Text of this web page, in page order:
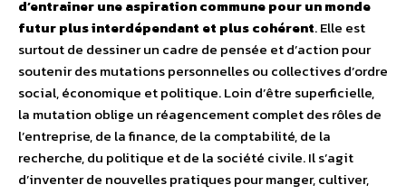
d’entrainer une aspiration commune pour un monde
futur plus interdépendant et plus cohérent. Elle est
surtout de dessiner un cadre de pensée et d’action pour
soutenir des mutations personnelles ou collectives d’ordre
social, économique et politique. Loin d’être superficielle,
la mutation oblige un réagencement complet des rôles de
l’entreprise, de la finance, de la comptabilité, de la
recherche, du politique et de la société civile. Il s’agit
d’inventer de nouvelles pratiques pour manger, cultiver,